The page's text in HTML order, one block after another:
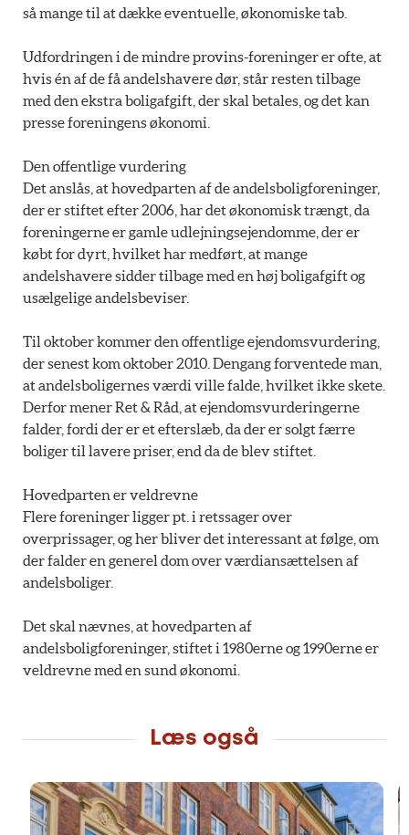
så mange til at dække eventuelle, økonomiske tab.
Udfordringen i de mindre provins-foreninger er ofte, at
hvis én af de få andelshavere dør, står resten tilbage
med den ekstra boligafgift, der skal betales, og det kan
presse foreningens økonomi.
Den offentlige vurdering
Det anslås, at hovedparten af de andelsboligforeninger,
der er stiftet efter 2006, har det økonomisk trængt, da
foreningerne er gamle udlejningsejendomme, der er
købt for dyrt, hvilket har medført, at mange
andelshavere sidder tilbage med en høj boligafgift og
usælgelige andelsbeviser.
Til oktober kommer den offentlige ejendomsvurdering,
der senest kom oktober 2010. Dengang forventede man,
at andelsboligernes værdi ville falde, hvilket ikke skete.
Derfor mener Ret & Råd, at ejendomsvurderingerne
falder, fordi der er et efterslæb, da der er solgt færre
boliger til lavere priser, end da de blev stiftet.
Hovedparten er veldrevne
Flere foreninger ligger pt. i retssager over
overprissager, og her bliver det interessant at følge, om
der falder en generel dom over værdiansættelsen af
andelsboliger.
Det skal nævnes, at hovedparten af
andelsboligforeninger, stiftet i 1980erne og 1990erne er
veldrevne med en sund økonomi.
Læs også